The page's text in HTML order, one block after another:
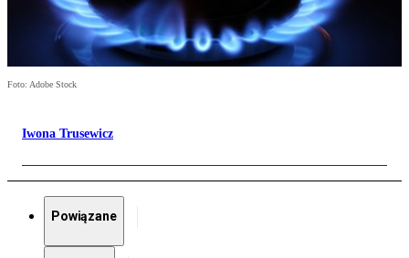
Foto: Adobe Stock
Iwona Trusewicz
Powiązane